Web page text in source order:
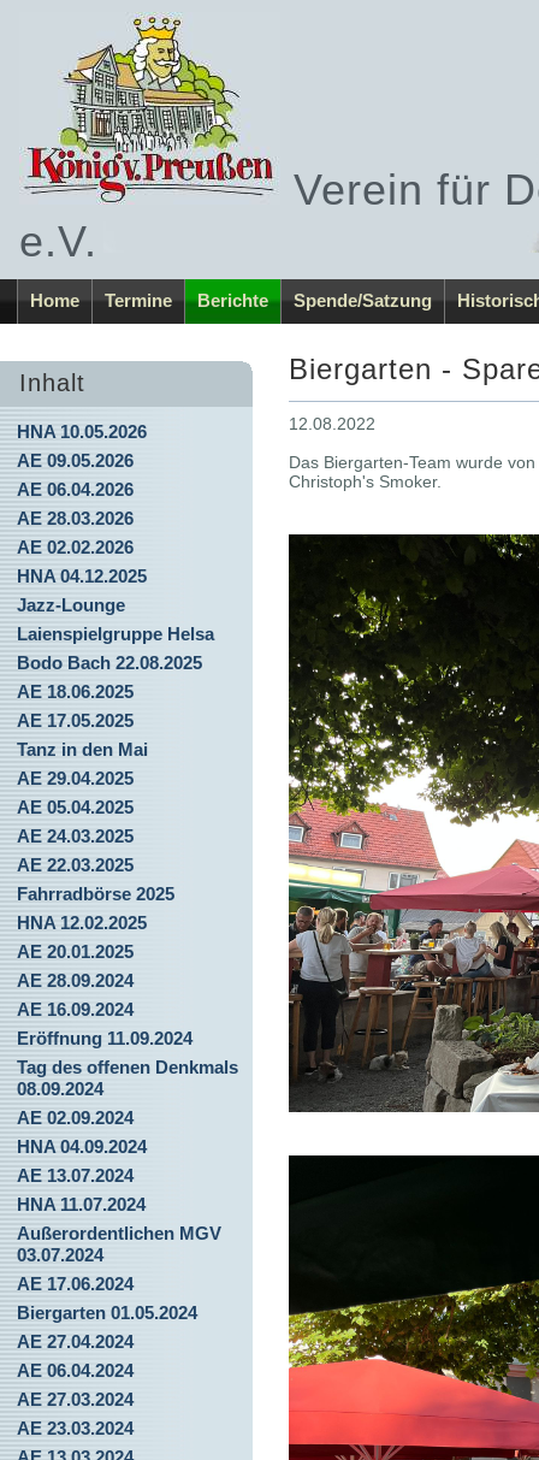
Verein für
e.V.
Home Termine Berichte Spende/Satzung
Inhalt
HNA 10.05.2026
AE 09.05.2026
AE 06.04.2026
AE 28.03.2026
AE 02.02.2026
HNA 04.12.2025
Jazz-Lounge
Laienspielgruppe Helsa
Bodo Bach 22.08.2025
AE 18.06.2025
AE 17.05.2025
Tanz in den Mai
AE 29.04.2025
AE 05.04.2025
AE 24.03.2025
AE 22.03.2025
Fahrradbörse 2025
HNA 12.02.2025
AE 20.01.2025
AE 28.09.2024
AE 16.09.2024
Eröffnung 11.09.2024
Tag des offenen Denkmals
08.09.2024
AE 02.09.2024
HNA 04.09.2024
AE 13.07.2024
HNA 11.07.2024
Außerordentlichen MGV
03.07.2024
AE 17.06.2024
Biergarten 01.05.2024
AE 27.04.2024
AE 06.04.2024
AE 27.03.2024
AE 23.03.2024
Biergarten -
12.08.2022
Das Biergarten-Team wurde
Christoph's Smoker.